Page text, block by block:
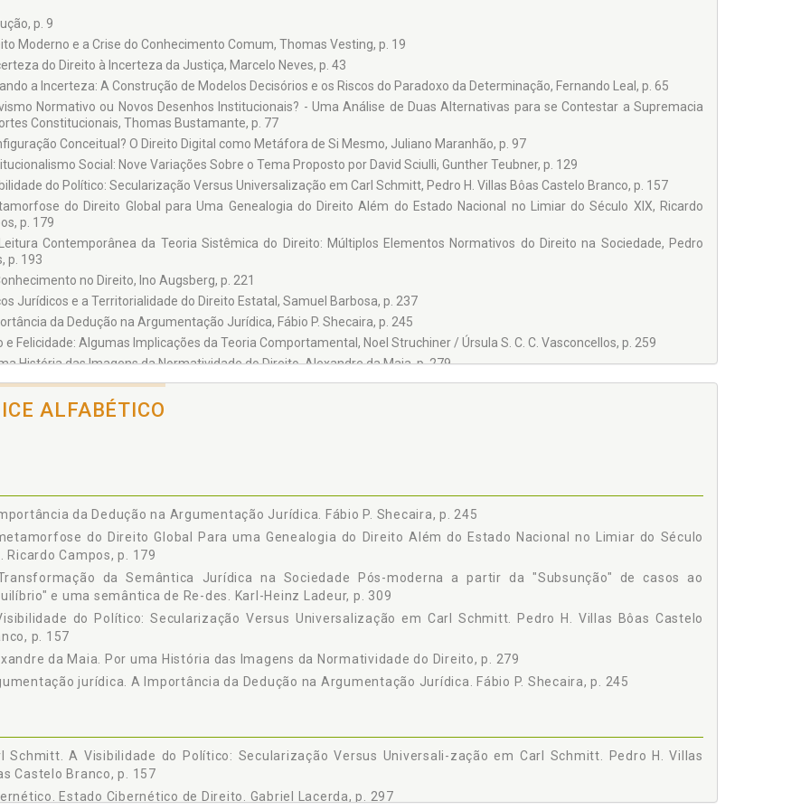
Fortes
H. Villas Bôas Castelo Branco
Campos
Barbosa
Bustamante
Vesting
S. C. C. Vasconcellos
p. 9
Moderno e a Crise do Conhecimento Comum, Thomas Vesting, p. 19
do Direito à Incerteza da Justiça, Marcelo Neves, p. 43
a Incerteza: A Construção de Modelos Decisórios e os Riscos do Paradoxo da Determinação, Fernando Leal, p. 65
Normativo ou Novos Desenhos Institucionais? - Uma Análise de Duas Alternativas para se Contestar a Supremacia
Constitucionais, Thomas Bustamante, p. 77
Conceitual? O Direito Digital como Metáfora de Si Mesmo, Juliano Maranhão, p. 97
Social: Nove Variações Sobre o Tema Proposto por David Sciulli, Gunther Teubner, p. 129
do Político: Secularização Versus Universalização em Carl Schmitt, Pedro H. Villas Bôas Castelo Branco, p. 157
do Direito Global para Uma Genealogia do Direito Além do Estado Nacional no Limiar do Século XIX, Ricardo
p. 179
Contemporânea da Teoria Sistêmica do Direito: Múltiplos Elementos Normativos do Direito na Sociedade, Pedro
p. 193
no Direito, Ino Augsberg, p. 221
Jurídicos e a Territorialidade do Direito Estatal, Samuel Barbosa, p. 237
da Dedução na Argumentação Jurídica, Fábio P. Shecaira, p. 245
e Felicidade: Algumas Implicações da Teoria Comportamental, Noel Struchiner / Úrsula S. C. C. Vasconcellos, p. 259
História das Imagens da Normatividade do Direito, Alexandre da Maia, p. 279
Cibernético de Direito, Gabriel Lacerda, p. 297
da Semântica Jurídica na Sociedade Pós-Moderna a Partir da "Subsunção" de Casos ao "Equilíbrio" e Uma
de Redes, Karl-Heinz Ladeur, p. 309
ALFABÉTICO
da Dedução na Argumentação Jurídica. Fábio P. Shecaira, p. 245
do Direito Global Para uma Genealogia do Direito Além do Estado Nacional no Limiar do Século
Ricardo Campos, p. 179
da Semântica Jurídica na Sociedade Pós-moderna a partir da "Subsunção" de casos ao
e uma semântica de Re-des. Karl-Heinz Ladeur, p. 309
do Político: Secularização Versus Universalização em Carl Schmitt. Pedro H. Villas Bôas Castelo
p. 157
da Maia. Por uma História das Imagens da Normatividade do Direito, p. 279
jurídica. A Importância da Dedução na Argumentação Jurídica. Fábio P. Shecaira, p. 245
Schmitt. A Visibilidade do Político: Secularização Versus Universali-zação em Carl Schmitt. Pedro H. Villas
Castelo Branco, p. 157
Estado Cibernético de Direito. Gabriel Lacerda, p. 297